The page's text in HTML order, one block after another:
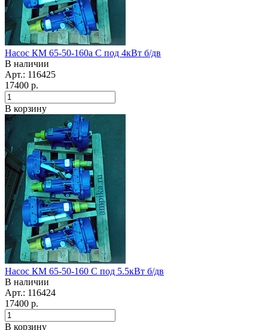
Насос КМ 65-50-160а С под 4кВт б/дв
В наличии
Арт.: 116425
17400 р.
В корзину
Насос КМ 65-50-160 С под 5.5кВт б/дв
В наличии
Арт.: 116424
17400 р.
В корзину